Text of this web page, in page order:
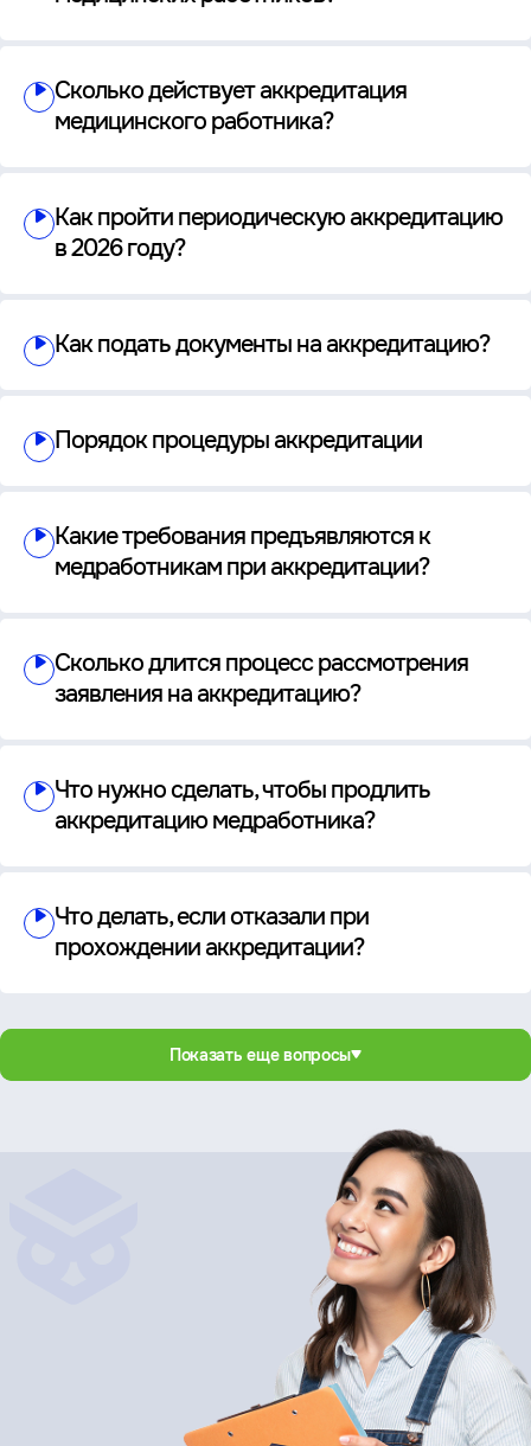
Сколько действует аккредитация
медицинского работника?
Как пройти периодическую аккредитацию
в 2026 году?
Как подать документы на аккредитацию?
Порядок процедуры аккредитации
Какие требования предъявляются к
медработникам при аккредитации?
Сколько длится процесс рассмотрения
заявления на аккредитацию?
Что нужно сделать, чтобы продлить
аккредитацию медработника?
Что делать, если отказали при
прохождении аккредитации?
Показать еще вопросы